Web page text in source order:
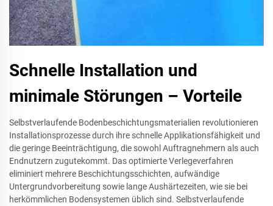
Schnelle Installation und
minimale Störungen – Vorteile
Selbstverlaufende Bodenbeschichtungsmaterialien revolutionieren
Installationsprozesse durch ihre schnelle Applikationsfähigkeit und
die geringe Beeinträchtigung, die sowohl Auftragnehmern als auch
Endnutzern zugutekommt. Das optimierte Verlegeverfahren
eliminiert mehrere Beschichtungsschichten, aufwändige
Untergrundvorbereitung sowie lange Aushärtezeiten, wie sie bei
herkömmlichen Bodensystemen üblich sind. Selbstverlaufende